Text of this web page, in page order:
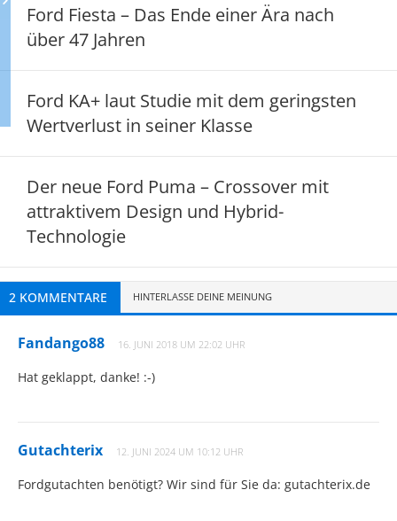
Ford Fiesta – Das Ende einer Ära nach
über 47 Jahren
Ford KA+ laut Studie mit dem geringsten
Wertverlust in seiner Klasse
Der neue Ford Puma – Crossover mit
attraktivem Design und Hybrid-
Technologie
2 KOMMENTARE HINTERLASSE DEINE MEINUNG
Fandango88 16. JUNI 2018 UM 22:02 UHR
Hat geklappt, danke! :-)
Gutachterix 12. JUNI 2024 UM 10:12 UHR
Fordgutachten benötigt? Wir sind für Sie da: gutachterix.de